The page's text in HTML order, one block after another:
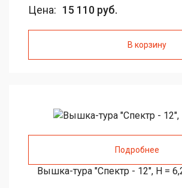
Цена: 15 110 руб.
В корзину
Подробнее
Вышка-тура "Спектр - 12", H =